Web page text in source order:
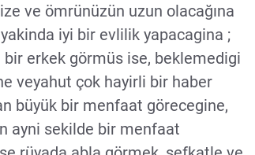
ve ömrünüzün uzun olacağına
iyi bir evlilik yapacagina ;
erkek görmüs ise, beklemedigi
veyahut çok hayirli bir haber
büyük bir menfaat görecegine,
ayni sekilde bir menfaat